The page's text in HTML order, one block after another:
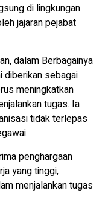
di lingkungan
jajaran pejabat
dalam Berbagainya
diberikan sebagai
meningkatkan
tugas. Ia
tidak terlepas
penghargaan
yang tinggi,
menjalankan tugas